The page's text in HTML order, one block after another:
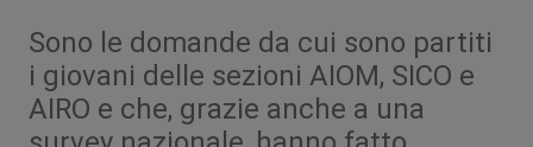
Sono le domande da cui sono partiti
i giovani delle sezioni AIOM, SICO e
AIRO e che, grazie anche a una